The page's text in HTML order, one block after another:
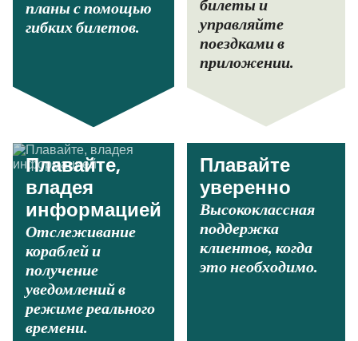
планы с помощью
гибких билетов.
билеты и
управляйте
поездками в
приложении.
Плавайте,
владея
информацией
Отслеживание
кораблей и
получение
уведомлений в
режиме реального
времени.
Плавайте
уверенно
Высококлассная
поддержка
клиентов, когда
это необходимо.